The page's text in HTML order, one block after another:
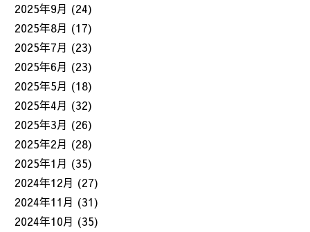
2025年9月 (24)
2025年8月 (17)
2025年7月 (23)
2025年6月 (23)
2025年5月 (18)
2025年4月 (32)
2025年3月 (26)
2025年2月 (28)
2025年1月 (35)
2024年12月 (27)
2024年11月 (31)
2024年10月 (35)